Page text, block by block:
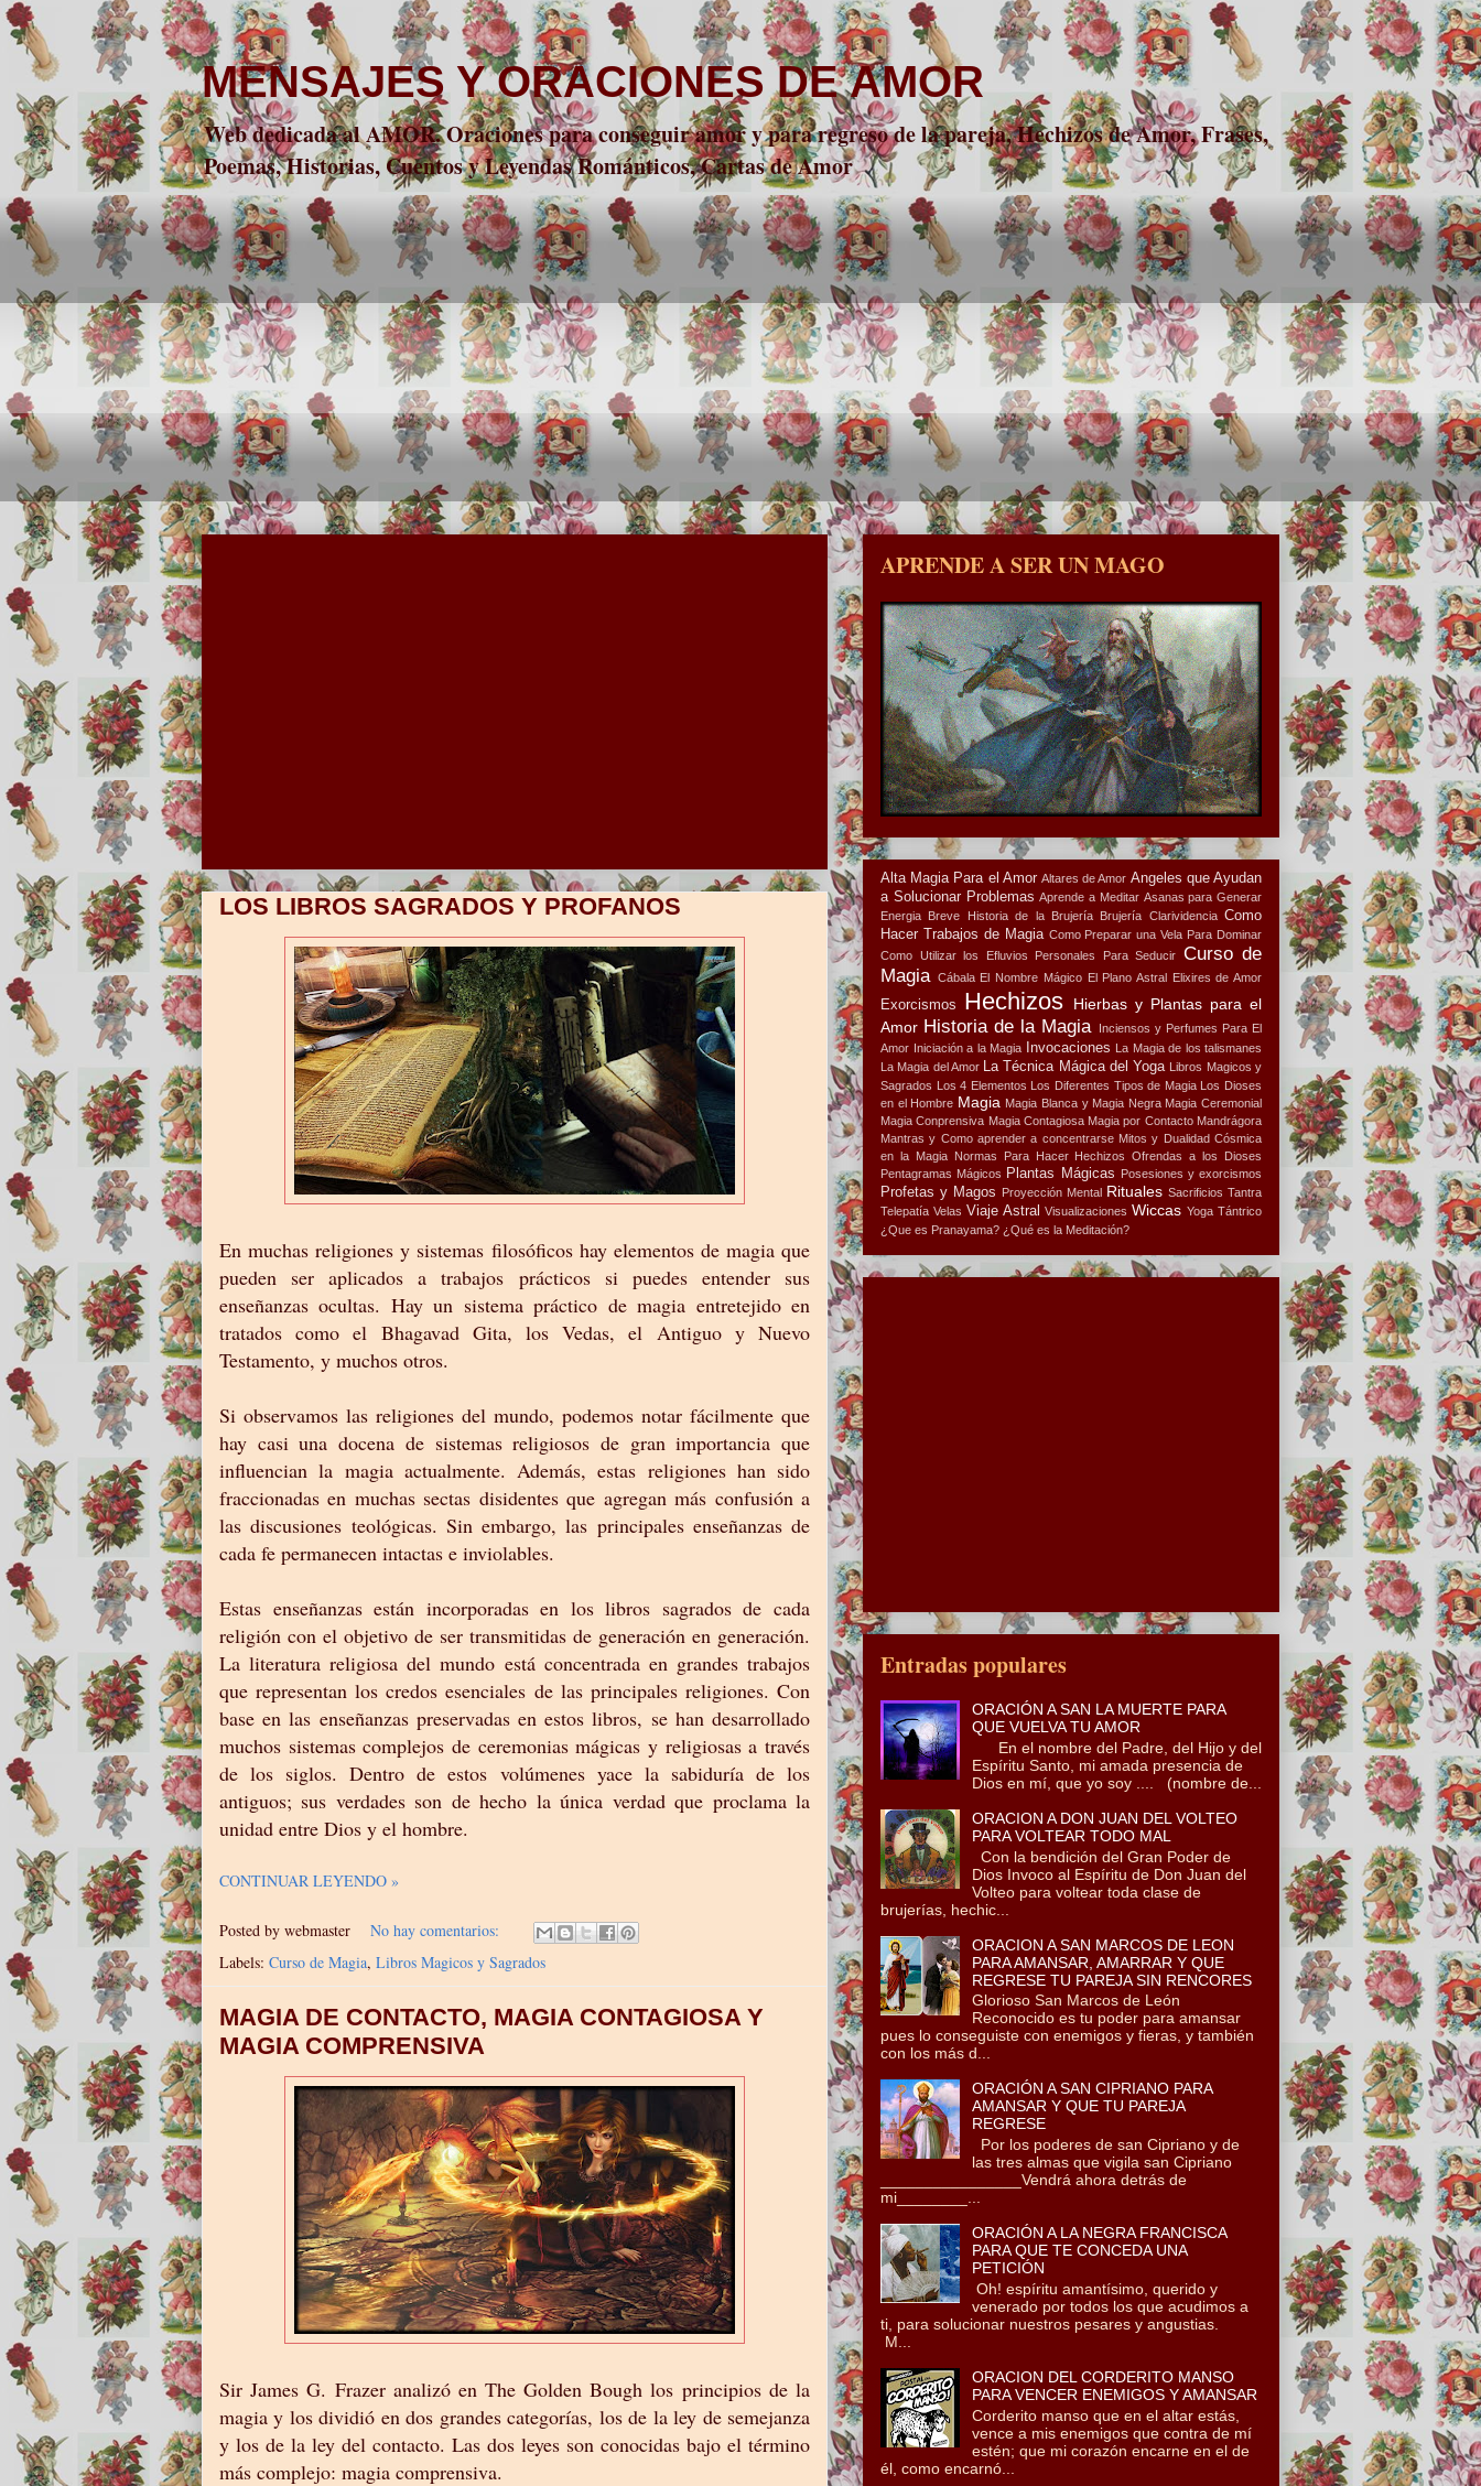
MENSAJES Y ORACIONES DE AMOR
Web dedicada al AMOR. Oraciones para conseguir amor y para regreso de la pareja, Hechizos de Amor, Frases,
Poemas, Historias, Cuentos y Leyendas Románticos, Cartas de Amor
LOS LIBROS SAGRADOS Y PROFANOS
En muchas religiones y sistemas filosóficos hay elementos de magia que
pueden ser aplicados a trabajos prácticos si puedes entender sus
enseñanzas ocultas. Hay un sistema práctico de magia entretejido en
tratados como el Bhagavad Gita, los Vedas, el Antiguo y Nuevo
Testamento, y muchos otros.
Si observamos las religiones del mundo, podemos notar fácilmente que
hay casi una docena de sistemas religiosos de gran importancia que
influencian la magia actualmente. Además, estas religiones han sido
fraccionadas en muchas sectas disidentes que agregan más confusión a
las discusiones teológicas. Sin embargo, las principales enseñanzas de
cada fe permanecen intactas e inviolables.
Estas enseñanzas están incorporadas en los libros sagrados de cada
religión con el objetivo de ser transmitidas de generación en generación.
La literatura religiosa del mundo está concentrada en grandes trabajos
que representan los credos esenciales de las principales religiones. Con
base en las enseñanzas preservadas en estos libros, se han desarrollado
muchos sistemas complejos de ceremonias mágicas y religiosas a través
de los siglos. Dentro de estos volúmenes yace la sabiduría de los
antiguos; sus verdades son de hecho la única verdad que proclama la
unidad entre Dios y el hombre.
CONTINUAR LEYENDO »
Posted by webmaster
No hay comentarios:
Labels: Curso de Magia, Libros Magicos y Sagrados
MAGIA DE CONTACTO, MAGIA CONTAGIOSA Y
MAGIA COMPRENSIVA
Sir James G. Frazer analizó en The Golden Bough los principios de la
magia y los dividió en dos grandes categorías, los de la ley de semejanza
y los de la ley del contacto. Las dos leyes son conocidas bajo el término
más complejo: magia comprensiva.
APRENDE A SER UN MAGO
Alta Magia Para el Amor Altares de Amor Angeles que Ayudan
a Solucionar Problemas Aprende a Meditar Asanas para Generar
Energia Breve Historia de la Brujería Brujería Clarividencia Como
Hacer Trabajos de Magia Como Preparar una Vela Para Dominar
Como Utilizar los Efluvios Personales Para Seducir Curso de
Magia Cábala El Nombre Mágico El Plano Astral Elixires de Amor
Exorcismos Hechizos
Hierbas y Plantas para el
Amor Historia de la Magia
Inciensos y Perfumes Para El
Amor Iniciación a la Magia Invocaciones La Magia de los talismanes
La Magia del Amor La Técnica Mágica del Yoga Libros Magicos y
Sagrados Los 4 Elementos Los Diferentes Tipos de Magia Los Dioses
en el Hombre Magia Magia Blanca y Magia Negra Magia Ceremonial
Magia Conprensiva Magia Contagiosa Magia por Contacto Mandrágora
Mantras y Como aprender a concentrarse Mitos y Dualidad Cósmica
en la Magia Normas Para Hacer Hechizos
Ofrendas a los Dioses
Pentagramas Mágicos Plantas Mágicas Posesiones y exorcismos
Profetas y Magos Proyección Mental Rituales Sacrificios Tantra
Telepatía Velas Viaje Astral Visualizaciones Wiccas Yoga Tántrico
¿Que es Pranayama? ¿Qué es la Meditación?
Entradas populares
ORACIÓN A SAN LA MUERTE PARA
QUE VUELVA TU AMOR
En el nombre del Padre, del Hijo y del
Espíritu Santo, mi amada presencia de
Dios en mí, que yo soy .... (nombre de...
ORACION A DON JUAN DEL VOLTEO
PARA VOLTEAR TODO MAL
Con la bendición del Gran Poder de
Dios Invoco al Espíritu de Don Juan del
Volteo para voltear toda clase de
brujerías, hechic...
ORACION A SAN MARCOS DE LEON
PARA AMANSAR, AMARRAR Y QUE
REGRESE TU PAREJA SIN RENCORES
Glorioso San Marcos de León
Reconocido es tu poder para amansar
pues lo conseguiste con enemigos y fieras, y también
con los más d...
ORACIÓN A SAN CIPRIANO PARA
AMANSAR Y QUE TU PAREJA
REGRESE
Por los poderes de san Cipriano y de
las tres almas que vigila san Cipriano
________________Vendrá ahora detrás de
mi________...
ORACIÓN A LA NEGRA FRANCISCA
PARA QUE TE CONCEDA UNA
PETICIÓN
Oh! espíritu amantísimo, querido y
venerado por todos los que acudimos a
ti, para solucionar nuestros pesares y angustias.
M...
ORACION DEL CORDERITO MANSO
PARA VENCER ENEMIGOS Y AMANSAR
Corderito manso que en el altar estás,
vence a mis enemigos que contra de mí
estén; que mi corazón encarne en el de
él, como encarnó...